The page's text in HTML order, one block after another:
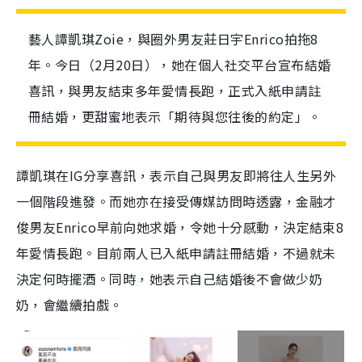
藝人譚凱琪Zoie，與圈外男友莊日宇Enrico拍拖8
年。今日（2月20日），她在個人社交平台宣布結婚
喜訊，與男友結束多年愛情長跑，正式入紙申請註
冊結婚，更甜蜜地表示「期待與您往後的約定」。
譚凱琪在IG分享喜訊，表示自己與男友即將往人生另外
一個階段進發。而她亦在接受傳媒訪問時透露，金融才
俊男友Enrico早前向她求婚，令她十分感動，決定結束8
年愛情長跑。目前兩人已入紙申請註冊結婚，不過就未
決定何時擺酒。同時，她表示自己結婚後不會做少奶
奶，會繼續拍戲。